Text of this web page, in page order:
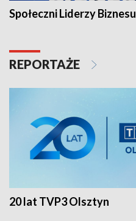
Społeczni Liderzy Biznesu
REPORTAŻE
20 lat TVP3 Olsztyn